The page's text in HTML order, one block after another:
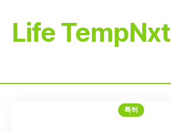
Life TempNxt
특허